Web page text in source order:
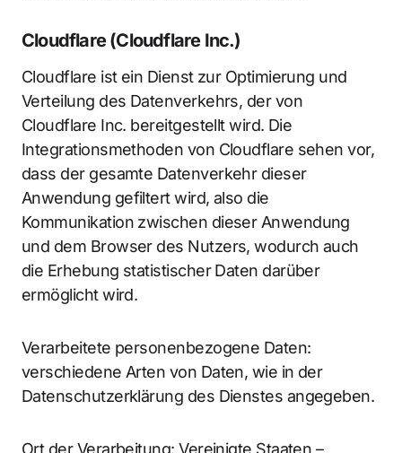
Cloudflare (Cloudflare Inc.)
Cloudflare ist ein Dienst zur Optimierung und
Verteilung des Datenverkehrs, der von
Cloudflare Inc. bereitgestellt wird. Die
Integrationsmethoden von Cloudflare sehen vor,
dass der gesamte Datenverkehr dieser
Anwendung gefiltert wird, also die
Kommunikation zwischen dieser Anwendung
und dem Browser des Nutzers, wodurch auch
die Erhebung statistischer Daten darüber
ermöglicht wird.
Verarbeitete personenbezogene Daten:
verschiedene Arten von Daten, wie in der
Datenschutzerklärung des Dienstes angegeben.
Ort der Verarbeitung: Vereinigte Staaten –